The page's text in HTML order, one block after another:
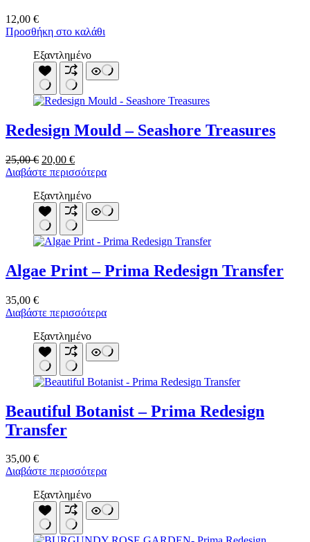
12,00 €
Προσθήκη στο καλάθι
Εξαντλημένο
Redesign Mould – Seashore Treasures
25,00€ Original
price
25,00 €.
20,00 €Η
τρέχουσα
είναι:
20,00 €.
Διαβάστε περισσότερα
Εξαντλημένο
Algae Print – Prima Redesign Transfer
35,00 €
Διαβάστε περισσότερα
Εξαντλημένο
Beautiful Botanist – Prima Redesign
Transfer
35,00 €
Διαβάστε περισσότερα
Εξαντλημένο